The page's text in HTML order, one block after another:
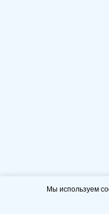
Мы используем